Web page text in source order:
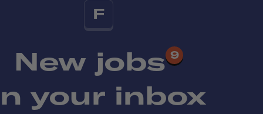
F
New jobs 9
your inbox